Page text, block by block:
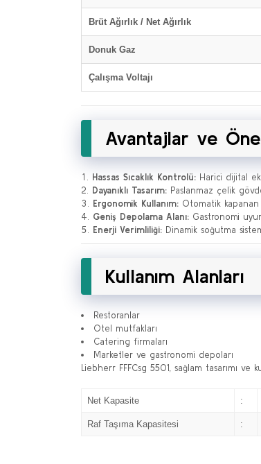
Brüt Ağırlık / Net Ağırlık
Donuk Gaz
Çalışma Voltajı
Avantajlar ve
Hassas Sıcaklık Kontrolü: Harici dijital
Dayanıklı Tasarım: Paslanmaz çelik
Ergonomik Kullanım: Otomatik kapanan
Geniş Depolama Alanı: Gastronomi
Enerji Verimliliği: Dinamik soğutma
Kullanım Alanları
Restoranlar
Otel mutfakları
Catering firmaları
Marketler ve gastronomi depoları
Liebherr FFFCsg 5501, sağlam tasarımı ve
Net Kapasite :
Raf Taşıma Kapasitesi :